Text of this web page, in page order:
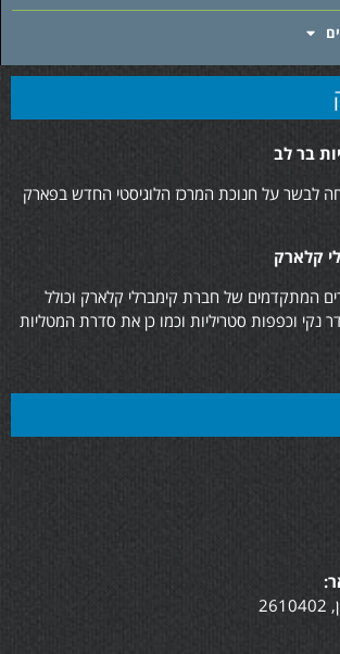
בר לב
לבשר על חנוכת המרכז הלוגיסטי החדש בפארק
קלארק
המתקדמים של חברת קימברלי קלארק וכולל
נקי וכפפות סטריליות וכמו כן את סדרת המטליות